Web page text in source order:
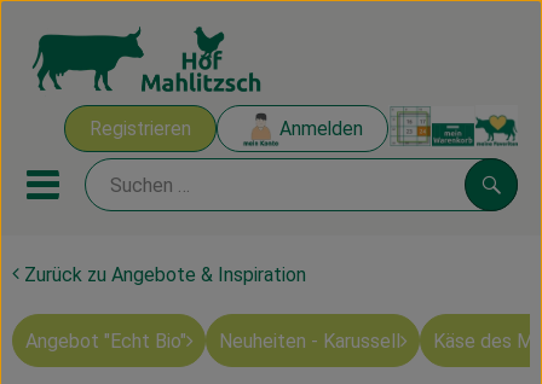
Registrieren Anmelden
Mobiles Menu öffnen oder
Ökokisten
Mahlitzscher Produkte
Zurück zu Angebote & Inspiration
Angebot "Echt Bio" Neuheiten - Karussell Käse des